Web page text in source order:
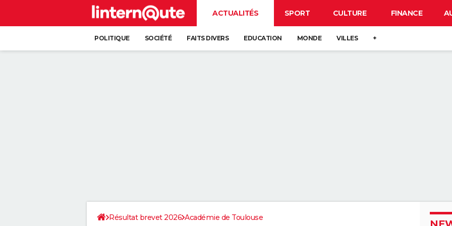
ACTUALITÉS SPORT CULTURE FINANCE
POLITIQUE SOCIÉTÉ FAITS DIVERS EDUCATION MONDE VILLES +
Résultat brevet 2026 Académie de Toulouse